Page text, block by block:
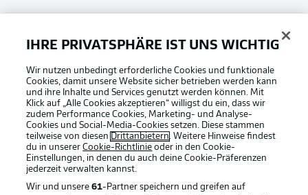
Bundesliga App
Fantasy Manager
#BundesligaWIRKT
Common Ground
IHRE PRIVATSPHÄRE IST UNS WICHTIG
Wir nutzen unbedingt erforderliche Cookies und funktionale
Cookies, damit unsere Website sicher betrieben werden kann
und ihre Inhalte und Services genutzt werden können. Mit
Klick auf „Alle Cookies akzeptieren“ willigst du ein, dass wir
zudem Performance Cookies, Marketing- und Analyse-
Cookies und Social-Media-Cookies setzen. Diese stammen
teilweise von diesen Drittanbietern. Weitere Hinweise findest
du in unsererCookie-Richtlinie oder in den Cookie-
Einstellungen, in denen du auch deine Cookie-Präferenzen
jederzeit verwalten kannst.
Wir und unsere61-Partner speichern und greifen auf